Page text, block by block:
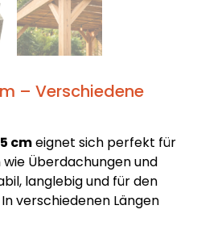
– Verschiedene
cmeignet sich perfekt für
Überdachungen und
langlebig und für den
verschiedenen Längen